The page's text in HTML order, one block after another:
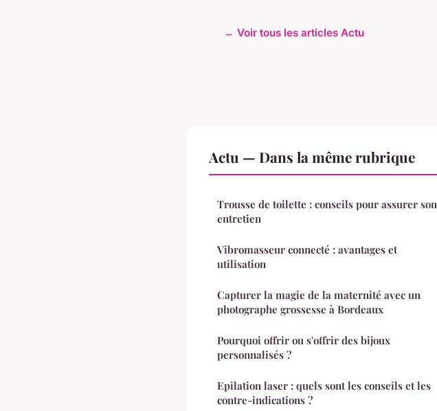
← Voir tous les articles Actu
Actu — Dans la même rubrique
Trousse de toilette : conseils pour assurer son
entretien
Vibromasseur connecté : avantages et
utilisation
Capturer la magie de la maternité avec un
photographe grossesse à Bordeaux
Pourquoi offrir ou s'offrir des bijoux
personnalisés ?
Epilation laser : quels sont les conseils et les
contre-indications ?